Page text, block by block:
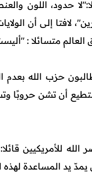
حدود، اللون
لافتا إلى أن
متسائلا :
حزب الله بعدم
أن تشن حروبًا
الله للأمريكيين
يمدّ يد المساعدة